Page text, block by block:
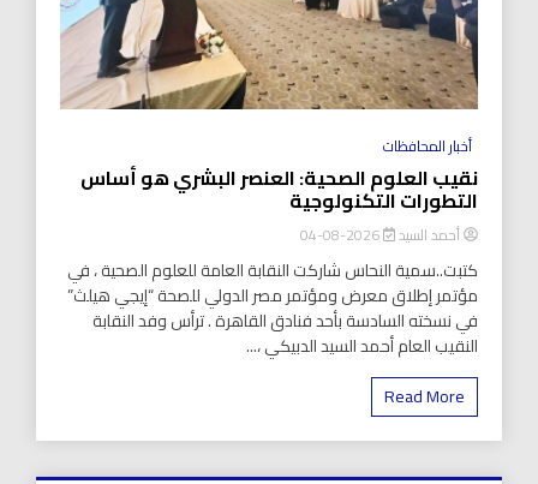
أخبار المحافظات
نقيب العلوم الصحية: العنصر البشري هو أساس
التطورات التكنولوجية
أحمد السيد 2026-08-04
كتبت..سمية النحاس شاركت النقابة العامة للعلوم الصحية ، في
مؤتمر إطلاق معرض ومؤتمر مصر الدولي للصحة “إيجي هيلث”
في نسخته السادسة بأحد فنادق القاهرة . ترأس وفد النقابة
النقيب العام أحمد السيد الدبيكي ،...
Read More